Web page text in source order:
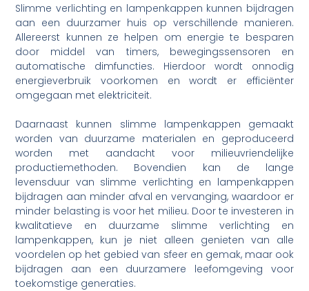
Slimme verlichting en lampenkappen kunnen bijdragen
aan een duurzamer huis op verschillende manieren.
Allereerst kunnen ze helpen om energie te besparen
door middel van timers, bewegingssensoren en
automatische dimfuncties. Hierdoor wordt onnodig
energieverbruik voorkomen en wordt er efficiënter
omgegaan met elektriciteit.
Daarnaast kunnen slimme lampenkappen gemaakt
worden van duurzame materialen en geproduceerd
worden met aandacht voor milieuvriendelijke
productiemethoden. Bovendien kan de lange
levensduur van slimme verlichting en lampenkappen
bijdragen aan minder afval en vervanging, waardoor er
minder belasting is voor het milieu. Door te investeren in
kwalitatieve en duurzame slimme verlichting en
lampenkappen, kun je niet alleen genieten van alle
voordelen op het gebied van sfeer en gemak, maar ook
bijdragen aan een duurzamere leefomgeving voor
toekomstige generaties.